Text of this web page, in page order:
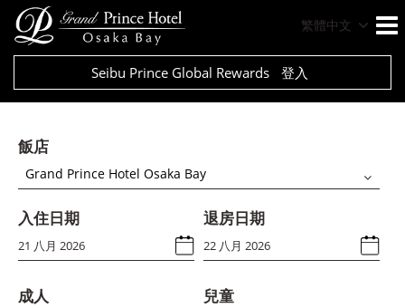
繁體中文
Seibu Prince Global Rewards 登入
飯店
Grand Prince Hotel Osaka Bay
入住日期 退房日期
成人 兒童